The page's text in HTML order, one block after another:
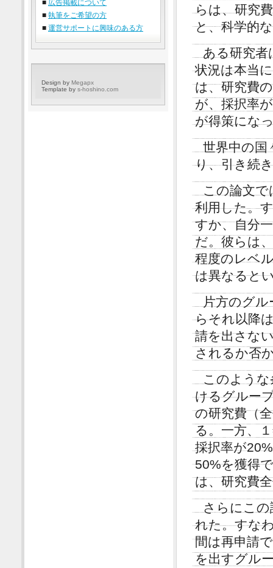
らは、研究
と、科学的
ある研究者
状況は本当
は、研究費
が、採択率
が得策にな
世界中の国
り、引き続
この論文
利用した。
すか、自分
だ。彼らは
程度のレベ
は異なると
片方のグ
らそれ以降
請を出さな
されるか否
このよう
けるグルー
の研究費（
る。一方、
採択率が
50%を獲得
は、研究費
さらにこ
れた。すな
間は再申請
を出すグル
■ 広告掲載について
■ 執筆をご希望の方
■ 運営サポートに興味のある方
Design by Megapx
Template by s-hoshino.com